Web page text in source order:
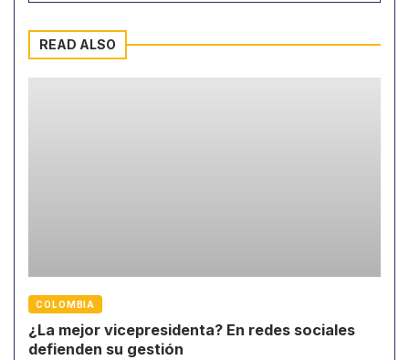
READ ALSO
COLOMBIA
¿La mejor vicepresidenta? En redes sociales
defienden su gestión